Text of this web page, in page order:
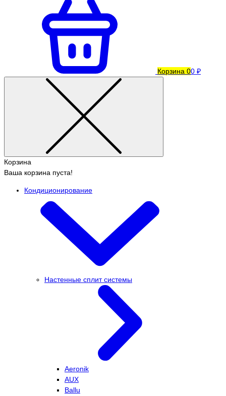
Корзина 00 ₽
Корзина
Ваша корзина пуста!
Кондиционирование
Настенные сплит системы
Aeronik
AUX
Ballu